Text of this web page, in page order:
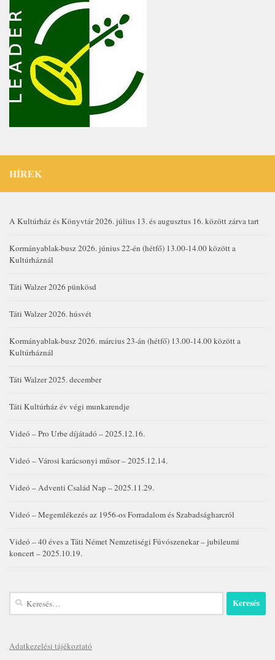
HÍREK
A Kultúrház és Könyvtár 2026. július 13. és augusztus 16. között zárva tart
Kormányablak-busz 2026. június 22-én (hétfő) 13.00-14.00 között a
Kultúrháznál
Táti Walzer 2026 pünkösd
Táti Walzer 2026. húsvét
Kormányablak-busz 2026. március 23-án (hétfő) 13.00-14.00 között a
Kultúrháznál
Táti Walzer 2025. december
Táti Kultúrház év végi munkarendje
Videó – Pro Urbe díjátadó – 2025.12.16.
Videó – Városi karácsonyi műsor – 2025.12.14.
Videó – Adventi Család Nap – 2025.11.29.
Videó – Megemlékezés az 1956-os Forradalom és Szabadságharcról
Videó – 40 éves a Táti Német Nemzetiségi Fúvószenekar – jubileumi
koncert – 2025.10.19.
Keresés:
Adatkezelési tájékoztató